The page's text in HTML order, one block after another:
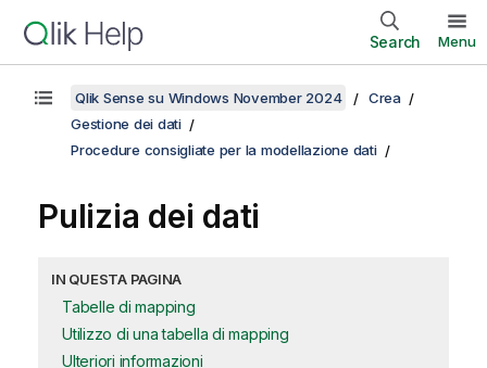
Search Menu
Qlik Sense su Windows November 2024
Crea
Gestione dei dati
Procedure consigliate per la modellazione dati
Pulizia dei dati
IN QUESTA PAGINA
Tabelle di mapping
Utilizzo di una tabella di mapping
Ulteriori informazioni